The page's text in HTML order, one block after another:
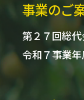
事業のご
第２７回総
令和７事業